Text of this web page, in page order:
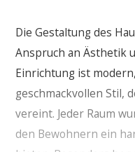
Die Gestaltung des
Anspruch an Ästhetik
Einrichtung ist
geschmackvollen Stil,
vereint. Jeder Raum
den Bewohnern ein